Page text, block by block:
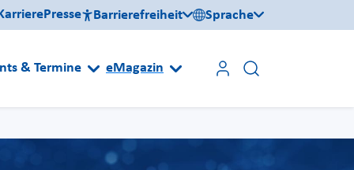
Presse Barrierefreiheit Sprache
& Termine eMagazin